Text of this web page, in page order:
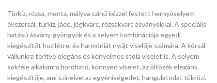
Türkiz, rózsa, menta, mályva színű kézzel festett hernyóselyem
ékszersál, türkiz, jáde, jégkvarc, rózsakvarc ásványokkal. A speciális
hatású ásvány-gyöngyök és a selyem kombinációja egyedi
kiegészítőt hoz létre, és harmóniát nyújt viselője számára. A körsál
vállunkra terítve elegáns és kényelmes stóla viselet is. A selyem
sokféle alkalomra hordható, könnyed viselet, az öltözék elegáns
kiegészítője, ami színeivel az egyéniségedet, hangulatodat tükrözi.